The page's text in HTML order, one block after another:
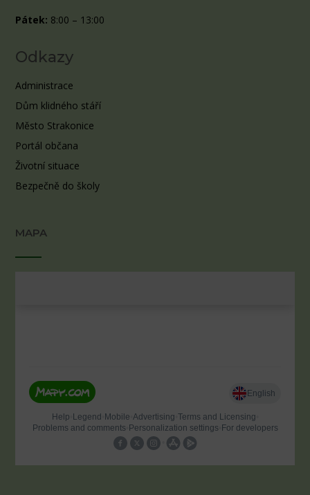
Pátek: 8:00 – 13:00
Odkazy
Administrace
Dům klidného stáří
Město Strakonice
Portál občana
Životní situace
Bezpečně do školy
MAPA